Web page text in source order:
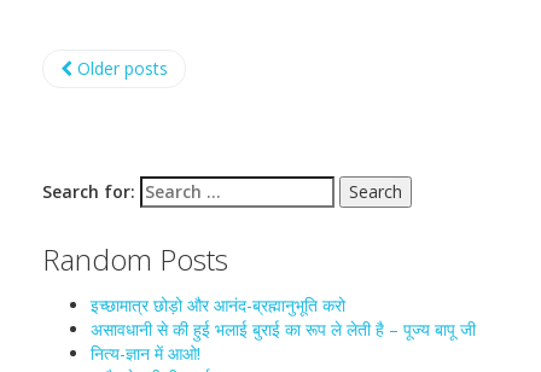
Older posts
Search for:
Random Posts
इच्छामात्र छोड़ो और आनंद-ब्रह्मानुभूति करो
असावधानी से की हुई भलाई बुराई का रूप ले लेती है – पूज्य बापू जी
नित्य-ज्ञान में आओ!